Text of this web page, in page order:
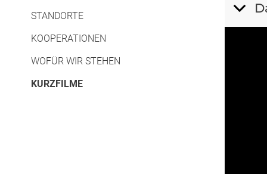
STANDORTE
KOOPERATIONEN
WOFÜR WIR STEHEN
KURZFILME(CURRENT)